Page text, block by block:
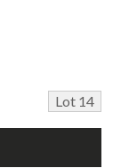
Lot 14